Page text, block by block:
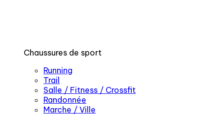
Chaussures de sport
Running
Trail
Salle / Fitness / Crossfit
Randonnée
Marche / Ville